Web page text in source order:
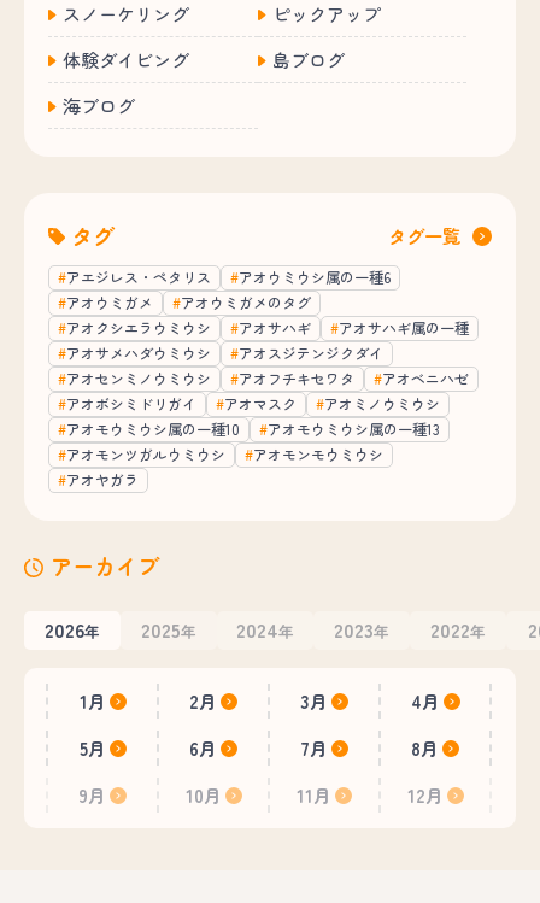
スノーケリング
ピックアップ
体験ダイビング
島ブログ
海ブログ
タグ タグ一覧
アエジレス・ペタリス
アオウミウシ属の一種6
アオウミガメ
アオウミガメのタグ
アオクシエラウミウシ
アオサハギ
アオサハギ属の一種
アオサメハダウミウシ
アオスジテンジクダイ
アオセンミノウミウシ
アオフチキセワタ
アオベニハゼ
アオボシミドリガイ
アオマスク
アオミノウミウシ
アオモウミウシ属の一種10
アオモウミウシ属の一種13
アオモンツガルウミウシ
アオモンモウミウシ
アオヤガラ
アーカイブ
2026年 2025年 2024年 2023年 2022年
1月 2月 3月
4月
5月
6月 7月
8月
9月
10月 11月 12月